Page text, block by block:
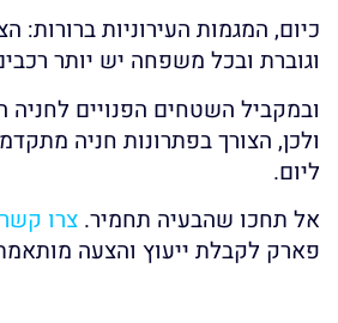
כיום, המגמות העירוניות ברורות:
וגוברת ובכל משפחה יש יותר
ובמקביל השטחים הפנויים לחניה
ולכן, הצורך בפתרונות חניה
ליום.
אל תחכו שהבעיה תחמיר. צרו קשר
פארק לקבלת ייעוץ והצעה